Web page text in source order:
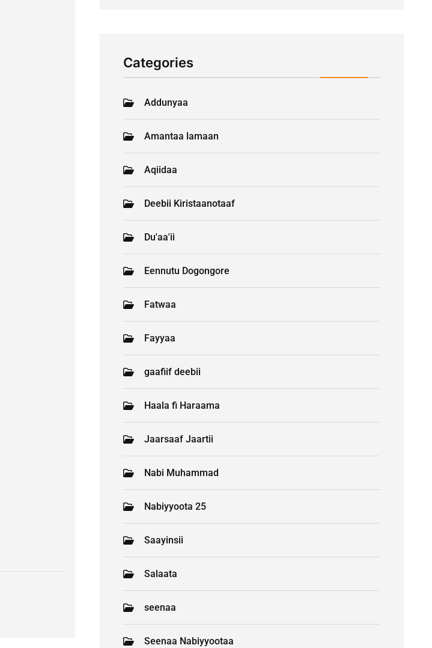
Categories
Addunyaa
Amantaa lamaan
Aqiidaa
Deebii Kiristaanotaaf
Du'aa'ii
Eennutu Dogongore
Fatwaa
Fayyaa
gaafiif deebii
Haala fi Haraama
Jaarsaaf Jaartii
Nabi Muhammad
Nabiyyoota 25
Saayinsii
Salaata
seenaa
Seenaa Nabiyyootaa